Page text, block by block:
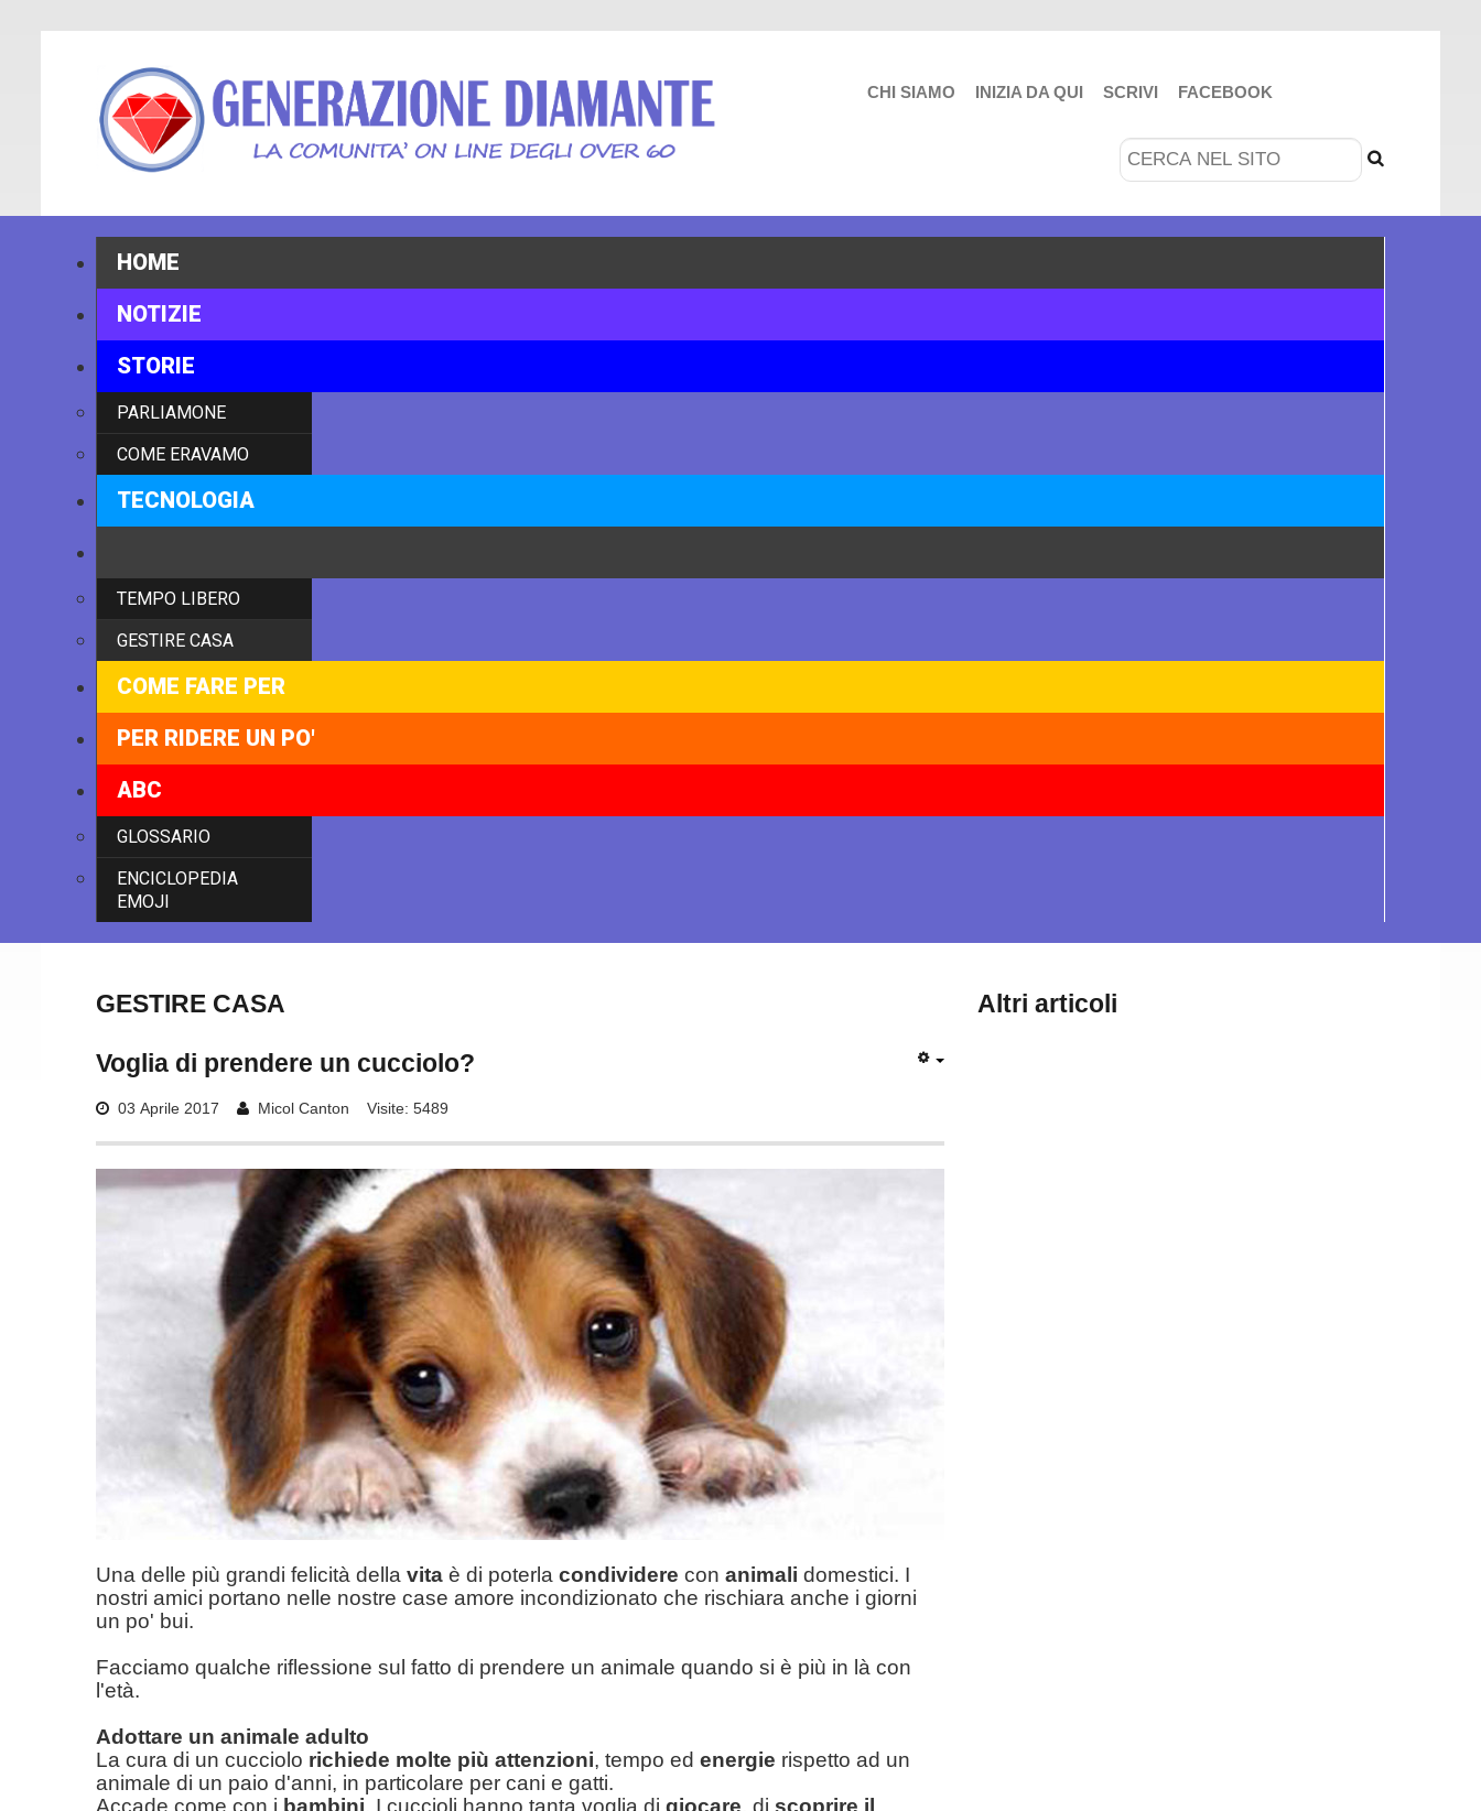
CHI SIAMO INIZIA DA QUI SCRIVI FACEBOOK
Cerca...
HOME
NOTIZIE
STORIE
PARLIAMONE
COME ERAVAMO
TECNOLOGIA
TEMPO LIBERO
GESTIRE CASA
COME FARE PER
PER RIDERE UN PO'
ABC
GLOSSARIO
ENCICLOPEDIA
EMOJI
GESTIRE CASA
Voglia di prendere un cucciolo?
03 Aprile 2017 Micol Canton Visite: 5489
Una delle più grandi felicità della vita è di poterla condividere con animali domestici. I
nostri amici portano nelle nostre case amore incondizionato che rischiara anche i giorni
un po' bui.
Facciamo qualche riflessione sul fatto di prendere un animale quando si è più in là con
l'età.
Adottare un animale adulto
La cura di un cucciolo richiede molte più attenzioni, tempo ed energie rispetto ad un
animale di un paio d'anni, in particolare per cani e gatti.
Altri articoli